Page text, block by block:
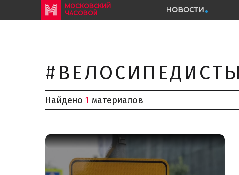
МОСКОВСКИЙ
ЧАСОВОЙ
НОВОСТИ
#ВЕЛОСИПЕДИСТЫ
Найдено 1 материалов